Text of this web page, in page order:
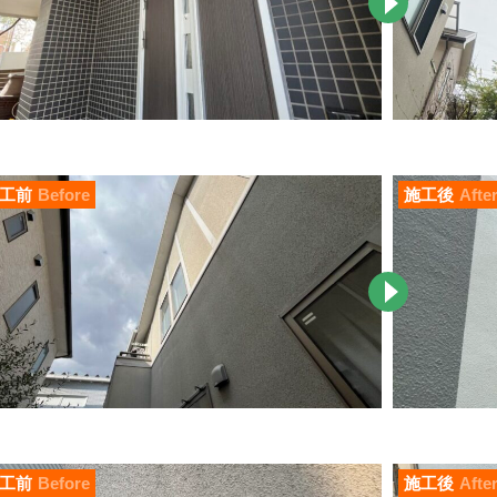
前 Before 施工後 After
前 Before 施工後 After